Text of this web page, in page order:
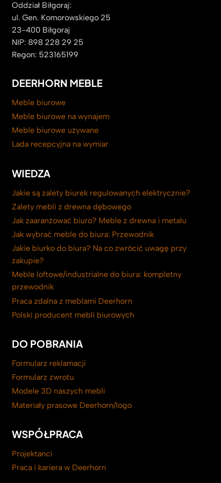
Oddział Biłgoraj:
ul. Gen. Komorowskiego 25
23-400 Biłgoraj
NIP: 898 228 29 25
Regon: 523165199
DEERHORN MEBLE
Meble biurowe
Meble biurowe na wynajem
Meble biurowe używane
Lada recepcyjna na wymiar
WIEDZA
Jakie są zalety biurek regulowanych elektrycznie?
Zalety mebli z drewna dębowego
Jak zaaranżować biuro? Meble z drewna i metalu
Jak wybrać meble do biura: Przewodnik
Jakie biurko do biura? Na co zwrócić uwagę przy
zakupie?
Meble loftowe/industrialne do biura: kompletny
przewodnik
Praca zdalna z meblami Deerhorn
Polski producent mebli biurowych
DO POBRANIA
Formularz reklamacji
Formularz zwrotu
Modele 3D naszych mebli
Materiały prasowe Deerhorn/logo
WSPÓŁPRACA
Projektanci
Praca i kariera w Deerhorn